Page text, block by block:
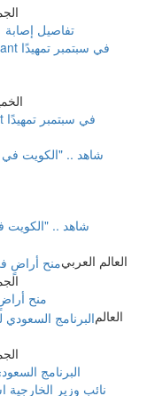
الجمعة 07
تفاصيل إصابة 11 مدنياً في اعتداءات حوثية على نجران
الخميس 06
شاهد .. "الكويت
العالم العربي
الجمعة 07
منح أراضٍ
العالم
الجمعة 07
البرنامج